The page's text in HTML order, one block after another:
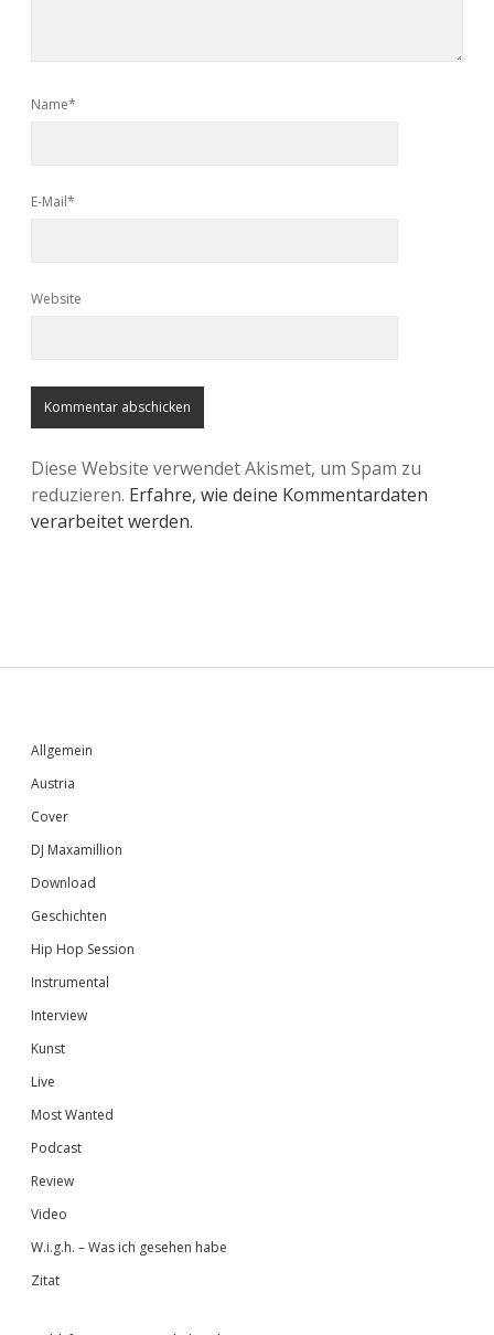
Name*
E-Mail*
Website
Diese Website verwendet Akismet, um Spam zu
reduzieren. Erfahre, wie deine Kommentardaten
verarbeitet werden.
Sidebar
Allgemein
Austria
Cover
DJ Maxamillion
Download
Geschichten
Hip Hop Session
Instrumental
Interview
Kunst
Live
Most Wanted
Podcast
Review
Video
W.i.g.h. – Was ich gesehen habe
Zitat